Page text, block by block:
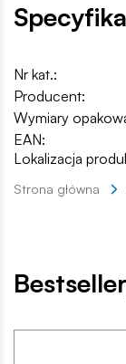
Nr kat.:
Producent:
Wymiary
EAN:
Lokalizacja
Strona główna